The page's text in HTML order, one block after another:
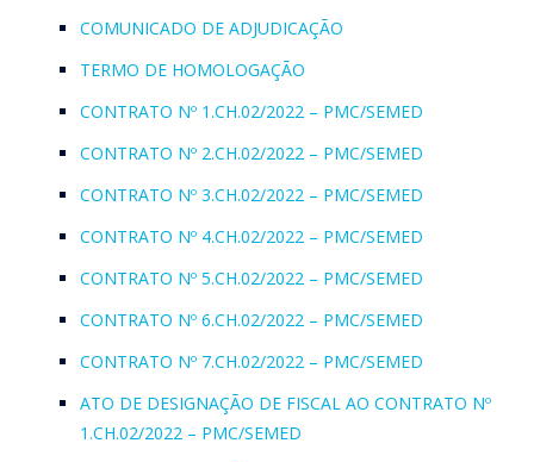
COMUNICADO DE ADJUDICAÇÃO
TERMO DE HOMOLOGAÇÃO
CONTRATO Nº 1.CH.02/2022 – PMC/SEMED
CONTRATO Nº 2.CH.02/2022 – PMC/SEMED
CONTRATO Nº 3.CH.02/2022 – PMC/SEMED
CONTRATO Nº 4.CH.02/2022 – PMC/SEMED
CONTRATO Nº 5.CH.02/2022 – PMC/SEMED
CONTRATO Nº 6.CH.02/2022 – PMC/SEMED
CONTRATO Nº 7.CH.02/2022 – PMC/SEMED
ATO DE DESIGNAÇÃO DE FISCAL AO CONTRATO Nº
1.CH.02/2022 – PMC/SEMED